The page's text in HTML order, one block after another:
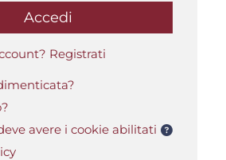
Accedi
Registrati
avere i cookie abilitati